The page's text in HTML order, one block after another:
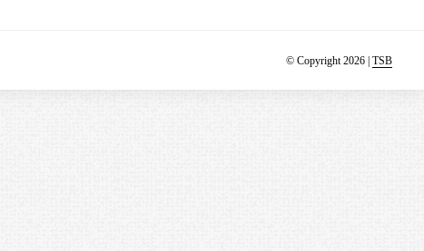
© Copyright 2026 | TSB